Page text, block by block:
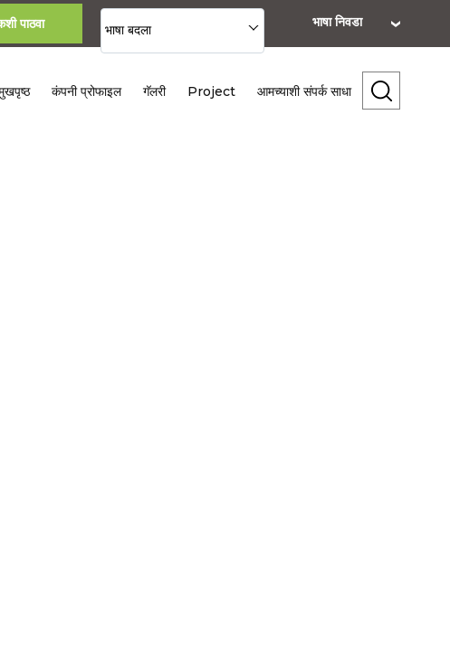
भाषा बदला
भाषा निवडा
पाठवा
कंपनी प्रोफाइल गॅलरी Project आमच्याशी संपर्क साधा